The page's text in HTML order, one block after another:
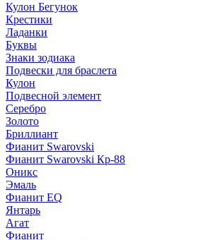
Кулон Бегунок
Крестики
Ладанки
Буквы
Знаки зодиака
Подвески для браслета
Кулон
Подвесной элемент
Серебро
Золото
Бриллиант
Фианит Swarovski
Фианит Swarovski Кр-88
Оникс
Эмаль
Фианит EQ
Янтарь
Агат
Фианит